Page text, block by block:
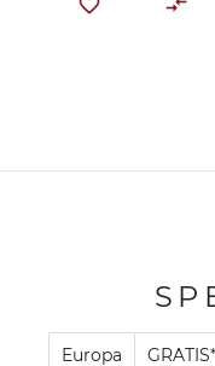
Europa GRATIS*